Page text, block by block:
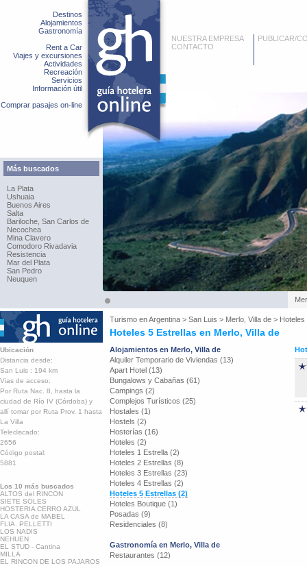
Destinos
Alojamientos
Gastronomía
Rent a Car
Viajes y excursiones
Actividades
Recreación
Servicios
Información útil
Comprar pasajes on-line
Más buscados
La Plata
Ushuaia
Buenos Aires
Salta
Bariloche, San Carlos de
Necochea
Mina Clavero
Comodoro Rivadavia
Resistencia
Mar del Plata
San Pedro
Neuquen
NUESTRA EMPRESA
CONTACTO
PUBLICAR/
Turismo enArgentina > San Luis > Merlo, Villa de > Hoteles
Hoteles 5 Estrellas en Merlo, Villa de
Ubicación
Distancia desde:
San Luis : 194 km
Vias de acceso:
Por Ruta Nac. 8, hasta la
ciudad de Río IV (Córdoba) y
allí tomar por Ruta Prov. 1 hasta
La Villa
Telediscado:
2656
Código postal:
5881
Los 10 más buscados
ALTOS del RINCON
SIETE SOLES
HOSTERIA CERRO AZUL
LA CASA de MABEL
FLIA. PELLETTI
LOS NADIS
NEHUEN
EL STUD - Cantina
MILLA
EL RINCON DE LOS PAJAROS
Alojamientos en Merlo, Villa de
Alquiler Temporario de Viviendas (13)
Apart Hotel (13)
Bungalows y Cabañas (61)
Campings (2)
Complejos Turísticos (25)
Hostales (1)
Hostels (2)
Hosterías (16)
Hoteles (2)
Hoteles 1 Estrella (2)
Hoteles 2 Estrellas (8)
Hoteles 3 Estrellas (23)
Hoteles 4 Estrellas (2)
Hoteles 5 Estrellas (2)
Hoteles Boutique (1)
Posadas (9)
Residenciales (8)
Gastronomía en Merlo, Villa de
Restaurantes (12)